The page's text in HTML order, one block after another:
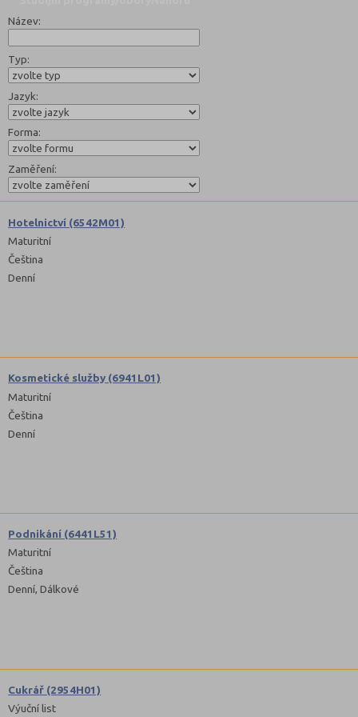
Název:
Typ:
Jazyk:
Forma:
Zaměření:
Hotelnictví (6542M01)
Maturitní
Čeština
Denní
Kosmetické služby (6941L01)
Maturitní
Čeština
Denní
Podnikání (6441L51)
Maturitní
Čeština
Denní, Dálkové
Cukrář (2954H01)
Výuční list